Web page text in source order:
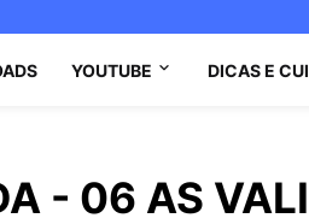
YOUTUBE DICAS E
- 06 AS